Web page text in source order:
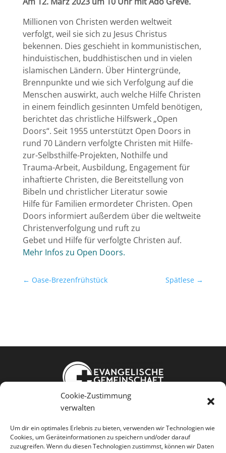
Cookie-Zustimmung
verwalten
Um dir ein optimales Erlebnis zu bieten, verwenden wir Technologien wie
Cookies, um Geräteinformationen zu speichern und/oder darauf
zuzugreifen. Wenn du diesen Technologien zustimmst, können wir Daten
Millionen von Christen werden weltweit
verfolgt, weil sie sich zu Jesus Christus
bekennen. Dies geschieht in kommunistischen,
hinduistischen, buddhistischen und in vielen
islamischen Ländern. Über Hintergründe,
Brennpunkte und wie sich Verfolgung auf die
Menschen auswirkt, auch welche Hilfe Christen
in einem feindlich gesinnten Umfeld benötigen,
berichtet das christliche Hilfswerk „Open
Doors“. Seit 1955 unterstützt Open Doors in
rund 70 Ländern verfolgte Christen mit Hilfe-
zur-Selbsthilfe-Projekten, Nothilfe und
Trauma-Arbeit, Ausbildung, Engagement für
inhaftierte Christen, die Bereitstellung von
Bibeln und christlicher Literatur sowie
Hilfe für Familien ermordeter Christen. Open
Doors informiert außerdem über die weltweite
Christenverfolgung und ruft zu
Gebet und Hilfe für verfolgte Christen auf.
Mehr Infos zu Open Doors.
← Oase-Brezenfrühstück Spätlese →
Weißkopfstraße 24